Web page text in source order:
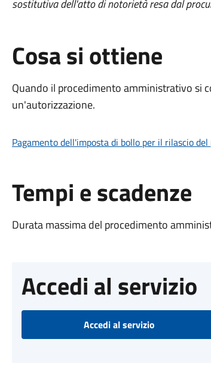
sostitutiva dell'atto di notorietà resa dal
Cosa si ottiene
Quando il procedimento amministrativo si
un'autorizzazione.
Pagamento dell'imposta di bollo per il rilascio
Tempi e scadenze
Durata massima del procedimento
Accedi al servizio
Accedi al servizio